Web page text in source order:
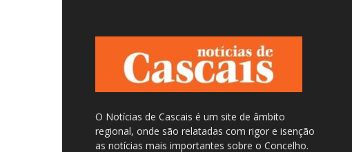
O Notícias de Cascais é um site de âmbito
regional, onde são relatadas com rigor e isenção
as notícias mais importantes sobre o Concelho.